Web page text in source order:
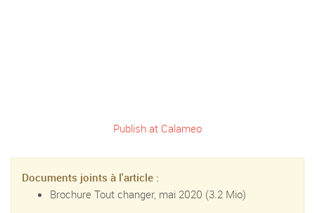
Publish at Calameo
Documents joints à l'article :
Brochure Tout changer, mai 2020 (3.2 Mio)